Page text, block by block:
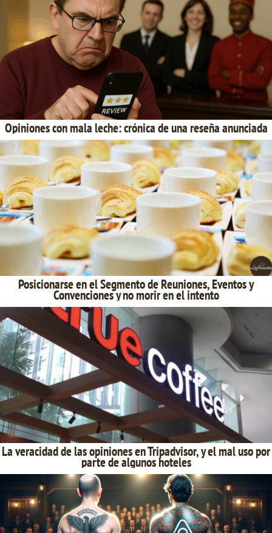
Opiniones con mala leche: crónica de una reseña anunciada
Posicionarse en el Segmento de Reuniones, Eventos y
Convenciones y no morir en el intento
La veracidad de las opiniones en Tripadvisor, y el mal uso por
parte de algunos hoteles